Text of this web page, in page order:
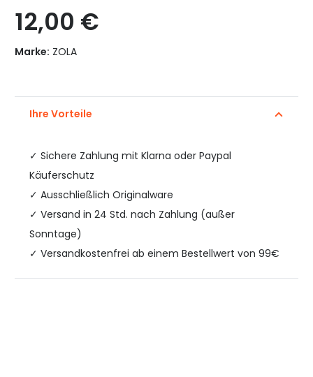
12,00 €
Marke: ZOLA
Ihre Vorteile
✓ Sichere Zahlung mit Klarna oder Paypal
Käuferschutz
✓ Ausschließlich Originalware
✓ Versand in 24 Std. nach Zahlung (außer
Sonntage)
✓ Versandkostenfrei ab einem Bestellwert von 99€